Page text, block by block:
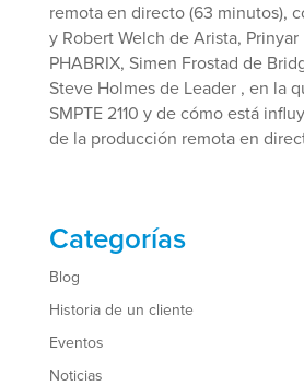
remota en directo (63 minutos),
y Robert Welch de Arista,
PHABRIX, Simen Frostad de
Steve Holmes de Leader , en la
SMPTE 2110 y de cómo está
de la producción remota en
Categorías
Blog
Historia de un cliente
Eventos
Noticias